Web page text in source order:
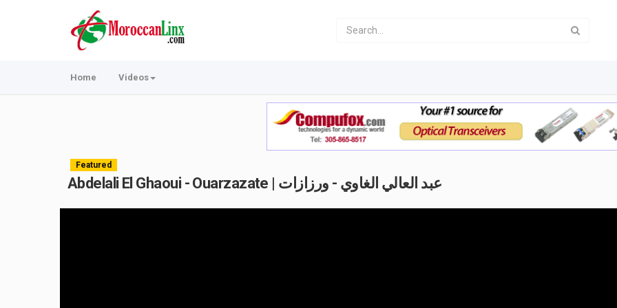
Home Videos
Featured
Abdelali El Ghaoui - Ouarzazate | عبد العالي الغاوي - ورزازات